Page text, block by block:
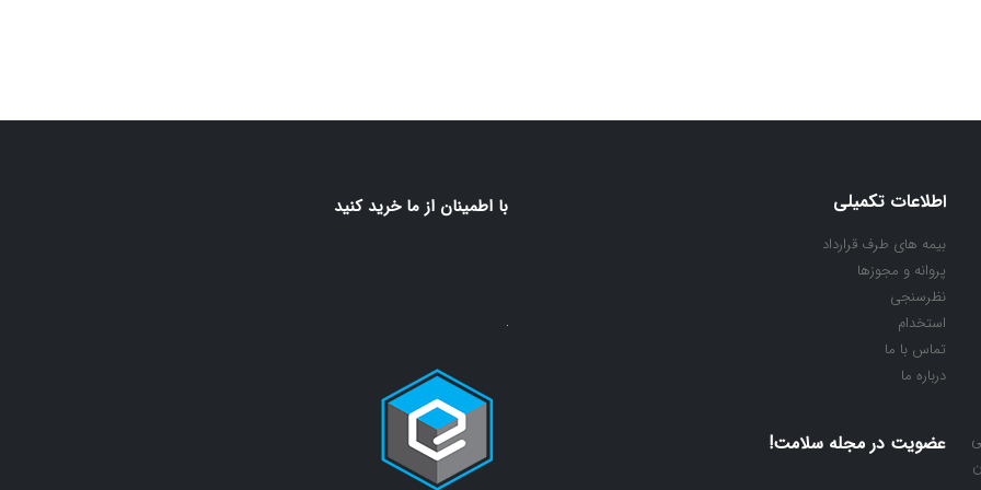
اطلاعات تکمیلی
بیمه های طرف قرارداد
پروانه و مجوزها
نظرسنجی
استخدام
تماس با ما
درباره ما
عضویت در مجله سلامت!
با اطمينان از ما خريد كنيد